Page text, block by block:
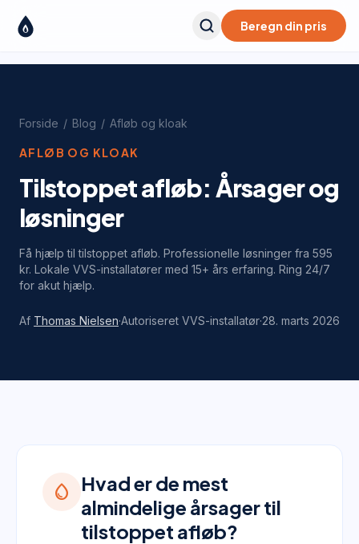
Beregn din pris
Forside / Blog / Afløb og kloak
AFLØB OG KLOAK
Tilstoppet afløb: Årsager og
løsninger
Få hjælp til tilstoppet afløb. Professionelle løsninger fra 595
kr. Lokale VVS-installatører med 15+ års erfaring. Ring 24/7
for akut hjælp.
Af Thomas Nielsen·Autoriseret VVS-installatør·28. marts 2026
water_drop
Hvad er de mest
almindelige årsager til
tilstoppet afløb?